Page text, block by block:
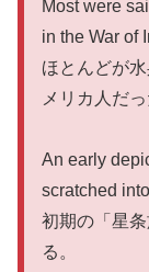
Most were
in the War of
ほとんどが
メリカ人だっ
An early
scratched
初期の「星
る。